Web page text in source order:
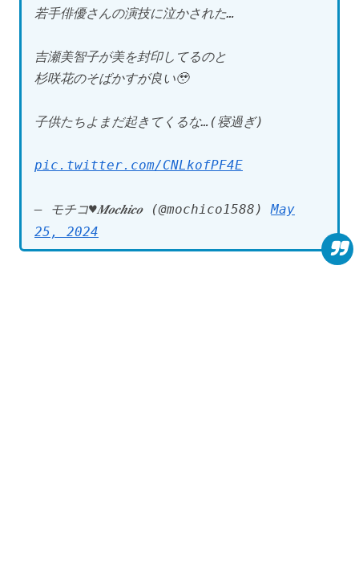
若手俳優さんの演技に泣かされた…
吉瀬美智子が美を封印してるのと
杉咲花のそばかすが良い🥹
子供たちよまだ起きてくるな…(寝過ぎ)
pic.twitter.com/CNLkofPF4E
— モチコ♥️𝑴𝒐𝒄𝒉𝒊𝒄𝒐 (@mochico1588)May
25, 2024